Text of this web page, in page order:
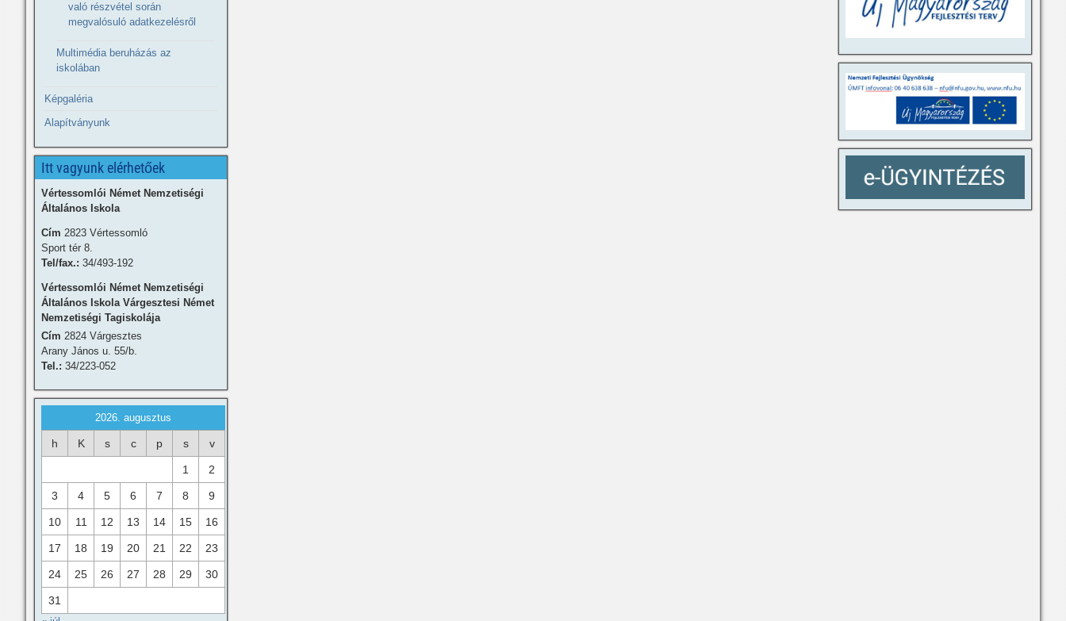
való részvétel során
megvalósuló adatkezelésről
Multimédia beruházás az
iskolában
Képgaléria
Alapítványunk
Itt vagyunk elérhetőek
Vértessomlói Német Nemzetiségi
Általános Iskola
Cím 2823 Vértessomló
Sport tér 8.
Tel/fax.: 34/493-192
Vértessomlói Német Nemzetiségi
Általános Iskola Várgesztesi Német
Nemzetiségi Tagiskolája
Cím 2824 Várgesztes
Arany János u. 55/b.
Tel.: 34/223-052
2026. augusztus
h K s c p s v
1 2
3 4 5 6 7 8 9
10 11 12 13 14 15 16
17 18 19 20 21 22 23
24 25 26 27 28 29 30
31